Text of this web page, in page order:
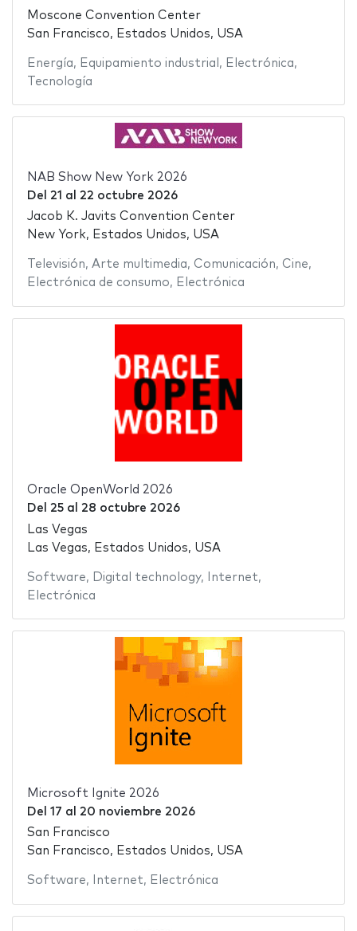
Moscone Convention Center
San Francisco, Estados Unidos, USA
Energía, Equipamiento industrial , Electrónica,
Tecnología
NAB Show New York 2026
Del 21 al 22 octubre 2026
Jacob K. Javits Convention Center
New York, Estados Unidos, USA
Televisión, Arte multimedia, Comunicación, Cine,
Electrónica de consumo, Electrónica
Oracle OpenWorld 2026
Del 25al 28 octubre 2026
Las Vegas
Las Vegas, Estados Unidos, USA
Software, Digital technology, Internet,
Electrónica
Microsoft Ignite 2026
Del 17 al 20 noviembre 2026
San Francisco
San Francisco, Estados Unidos, USA
Software, Internet, Electrónica